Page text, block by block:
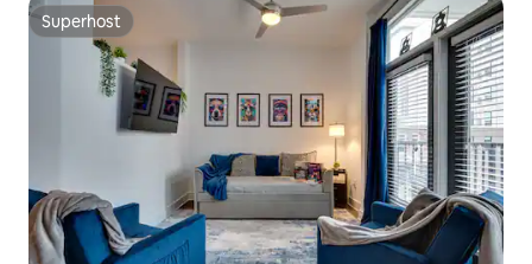
Superhost
Superhost